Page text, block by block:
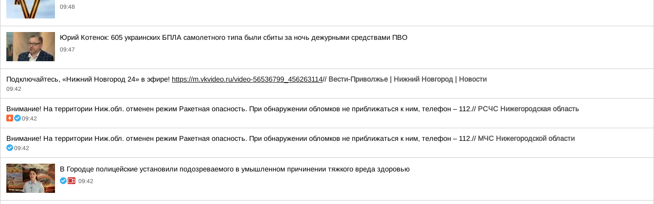
09:48
Юрий Котенок: 605 украинских БПЛА самолетного типа были сбиты за ночь дежурными средствами ПВО
09:47
Подключайтесь, «Нижний Новгород 24» в эфире! https://m.vkvideo.ru/video-56536799_456263114// Вести-Приволжье | Нижний Новгород | Новости
09:42
Внимание! На территории Ниж.обл. отменен режим Ракетная опасность. При обнаружении обломков не приближаться к ним, телефон – 112.// РСЧС Нижегородская область
09:42
Внимание! На территории Ниж.обл. отменен режим Ракетная опасность. При обнаружении обломков не приближаться к ним, телефон – 112.// МЧС Нижегородской области
09:42
В Городце полицейские установили подозреваемого в умышленном причинении тяжкого вреда здоровью
09:42